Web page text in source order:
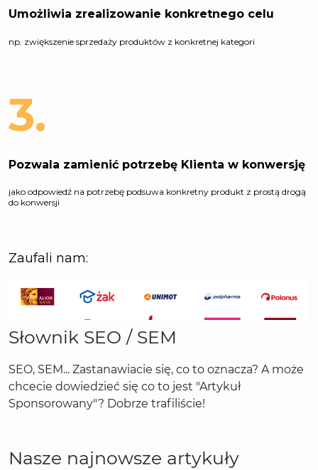
Słownik SEO / SEM
SEO, SEM... Zastanawiacie się, co to oznacza? A może
chcecie dowiedzieć się co to jest "Artykuł
Sponsorowany"? Dobrze trafiliście!
Nasze najnowsze artykuły